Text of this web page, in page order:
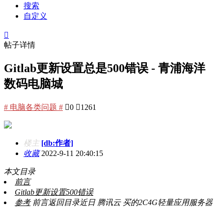
搜索
自定义

帖子详情
Gitlab更新设置总是500错误 - 青浦海洋
数码电脑城
# 电脑各类问题 # 0 1261
楼主 [db:作者]
收藏2022-9-11 20:40:15
本文目录
前言
Gitlab更新设置500错误
参考前言返回目录近日 腾讯云 买的2C4G轻量应用服务器